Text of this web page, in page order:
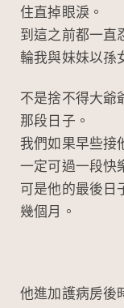
住直掉眼淚。
到這之前都一直
輪我與妹妹以孫
不是捨不得大爺
那段日子。
我們如果早些接
一定可過一段快
可是他的最後日
幾個月。
他進加護病房後